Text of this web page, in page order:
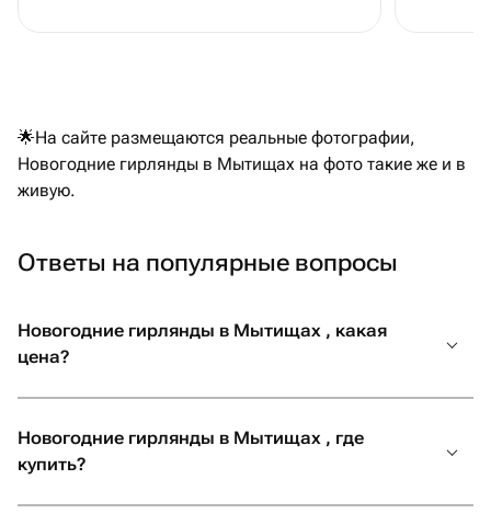
🌟На сайте размещаются реальные фотографии,
Новогодние гирлянды в Мытищах на фото такие же и в
живую.
Ответы на популярные вопросы
Новогодние гирлянды в Мытищах , какая
цена?
Новогодние гирлянды в Мытищах , где
купить?